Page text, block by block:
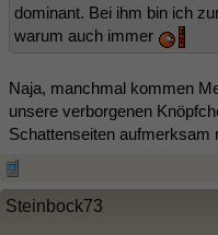
dominant. Bei ihm bin ich
warum auch immer
Naja, manchmal kommen
unsere verborgenen
Schattenseiten aufmerksam
Steinbock73